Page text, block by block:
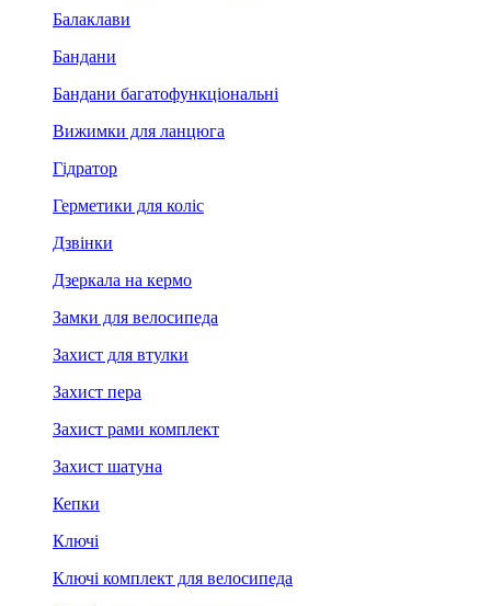
Балаклави
Бандани
Бандани багатофункціональні
Вижимки для ланцюга
Гідратор
Герметики для коліс
Дзвінки
Дзеркала на кермо
Замки для велосипеда
Захист для втулки
Захист пера
Захист рами комплект
Захист шатуна
Кепки
Ключі
Ключі комплект для велосипеда